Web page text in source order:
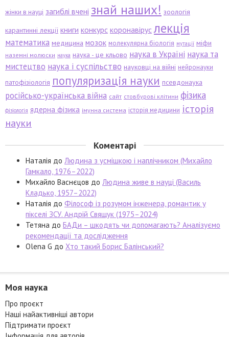
жінки в науці загиблі вчені знай наших! зоологія
карантинні лекції книги конкурс коронавірус лекція
математика медицина мозок молекулярна біологія мутації міфи
наземні молюски наука наука - це кльово наука в Україні наука та
мистецтво наука і суспільство науковці на війні нейронауки
патофізіологія популяризація науки псевдонаука
російсько-українська війна сайт стовбурові клітини фізика
фізіологія ядерна фізика імунна система історія медицини історія
науки
Коментарі
Наталія до Людина з усмішкою і наплічником (Михайло
Гамкало, 1976–2022)
Михайло Васнєцов до Людина живе в науці (Василь
Кладько, 1957–2022)
Наталія до Філософ із розумом інженера, романтик у
пікселі ЗСУ. Андрій Свящук (1975–2024)
Тетяна до БАДи – шкодять чи допомагають? Аналізуємо
рекомендації та дослідження
Olena G до Хто такий Борис Балінський?
Моя наука
Про проєкт
Наші найактивніші автори
Підтримати проєкт